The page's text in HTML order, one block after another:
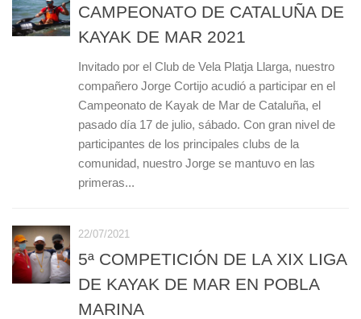
CAMPEONATO DE CATALUÑA DE
KAYAK DE MAR 2021
Invitado por el Club de Vela Platja Llarga, nuestro
compañero Jorge Cortijo acudió a participar en el
Campeonato de Kayak de Mar de Cataluña, el
pasado día 17 de julio, sábado. Con gran nivel de
participantes de los principales clubs de la
comunidad, nuestro Jorge se mantuvo en las
primeras...
22/07/2021
5ª COMPETICIÓN DE LA XIX LIGA
DE KAYAK DE MAR EN POBLA
MARINA